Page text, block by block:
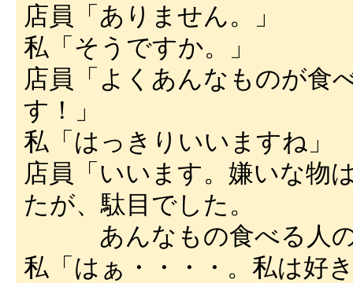
店員「ありません。」
私「そうですか。」
店員「よくあんなものが食
す！」
私「はっきりいいますね」
店員「いいます。嫌いな物
たが、駄目でした。
あんなもの食べる人の
私「はぁ・・・・。私は好